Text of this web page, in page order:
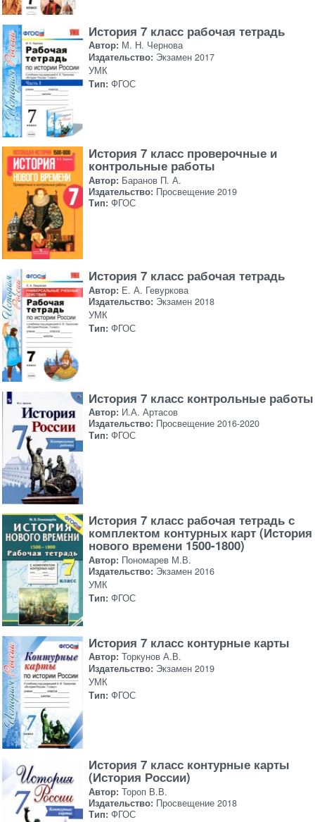
История 7 класс рабочая тетрадь
Автор: М. Н. Чернова
Издательство: Экзамен 2017
УМК
Тип: ФГОС
История 7 класс проверочные и
контрольные работы
Автор: Баранов П. А.
Издательство: Просвещение 2019
Тип: ФГОС
История 7 класс рабочая тетрадь
Автор: Е. А. Гевуркова
Издательство: Экзамен 2018
УМК
Тип: ФГОС
История 7 класс контрольные работы
Автор: И.А. Артасов
Издательство: Просвещение 2016-2020
Тип: ФГОС
История 7 класс рабочая тетрадь с
комплектом контурных карт (История
нового времени 1500-1800)
Автор: Пономарев М.В.
Издательство: Экзамен 2016
УМК
Тип: ФГОС
История 7 класс контурные карты
Автор: Торкунов А.В.
Издательство: Экзамен 2019
УМК
Тип: ФГОС
История 7 класс контурные карты
(История России)
Автор: Тороп В.В.
Издательство: Просвещение 2018
Тип: ФГОС